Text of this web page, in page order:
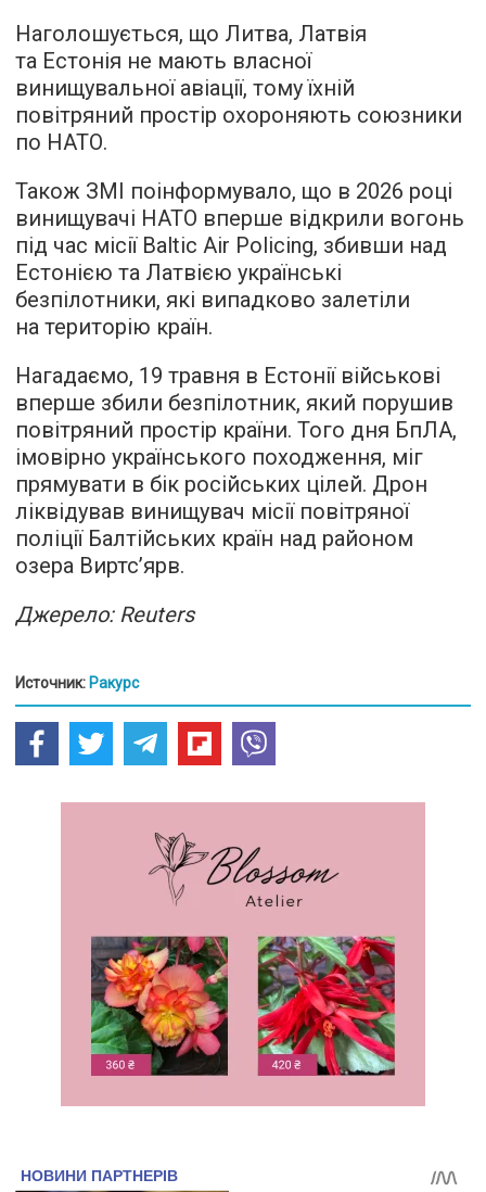
Наголошується, що Литва, Латвія
та Естонія не мають власної
винищувальної авіації, тому їхній
повітряний простір охороняють союзники
по НАТО.
Також ЗМІ поінформувало, що в 2026 році
винищувачі НАТО вперше відкрили вогонь
під час місії Baltic Air Policing, збивши над
Естонією та Латвією українські
безпілотники, які випадково залетіли
на територію країн.
Нагадаємо, 19 травня в Естонії військові
вперше збили безпілотник, який порушив
повітряний простір країни. Того дня БпЛА,
імовірно українського походження, міг
прямувати в бік російських цілей. Дрон
ліквідував винищувач місії повітряної
поліції Балтійських країн над районом
озера Виртс’ярв.
Джерело: Reuters
Источник: Ракурс